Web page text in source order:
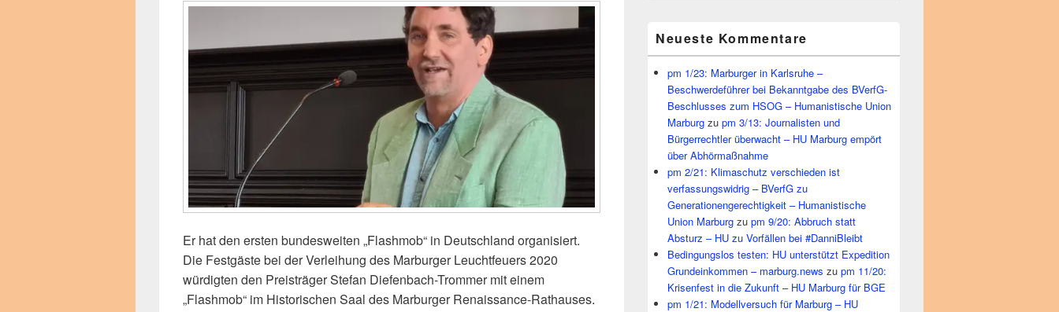
Er hat den ersten bundesweiten „Flashmob“ in Deutschland organisiert.
Die Festgäste bei der Verleihung des Marburger Leuchtfeuers 2020
würdigten den Preisträger Stefan Diefenbach-Trommer mit einem
„Flashmob“ im Historischen Saal des Marburger Renaissance-Rathauses.
Neueste Kommentare
pm 1/23: Marburger in Karlsruhe –
Beschwerdeführer bei Bekanntgabe des BVerfG-
Beschlusses zum HSOG – Humanistische Union
Marburg zu pm 3/13: Journalisten und
Bürgerrechtler überwacht – HU Marburg empört
über Abhörmaßnahme
pm 2/21: Klimaschutz verschieden ist
verfassungswidrig – BVerfG zu
Generationengerechtigkeit – Humanistische
Union Marburg zu pm 9/20: Abbruch statt
Absturz – HU zu Vorfällen bei #DanniBleibt
Bedingungslos testen: HU unterstützt Expedition
Grundeinkommen – marburg.news zu pm 11/20:
Krisenfest in die Zukunft – HU Marburg für BGE
pm 1/21: Modellversuch für Marburg – HU